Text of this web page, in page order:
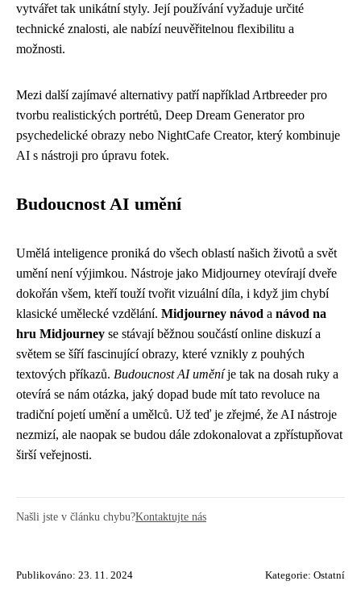
vytvářet tak unikátní styly. Její používání vyžaduje určité
technické znalosti, ale nabízí neuvěřitelnou flexibilitu a
možnosti.
Mezi další zajímavé alternativy patří například Artbreeder pro
tvorbu realistických portrétů, Deep Dream Generator pro
psychedelické obrazy nebo NightCafe Creator, který kombinuje
AI s nástroji pro úpravu fotek.
Budoucnost AI umění
Umělá inteligence proniká do všech oblastí našich životů a svět
umění není výjimkou. Nástroje jako Midjourney otevírají dveře
dokořán všem, kteří touží tvořit vizuální díla, i když jim chybí
klasické umělecké vzdělání. Midjourney návod a návod na
hru Midjourney se stávají běžnou součástí online diskuzí a
světem se šíří fascinující obrazy, které vznikly z pouhých
textových příkazů. Budoucnost AI uměníje tak na dosah ruky a
otevírá se nám otázka, jaký dopad bude mít tato revoluce na
tradiční pojetí umění a umělců. Už teď je zřejmé, že AI nástroje
nezmizí, ale naopak se budou dále zdokonalovat a zpřístupňovat
širší veřejnosti.
Našli jste v článku chybu?Kontaktujte nás
Publikováno: 23. 11. 2024 Kategorie: Ostatní